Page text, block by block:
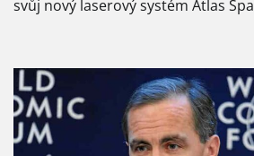
svůj nový laserový systém Atlas